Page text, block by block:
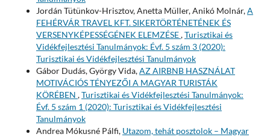
Jordán Tütünkov-Hrisztov, Anetta Müller, Anikó Molnár,A
FEHÉRVÁR TRAVEL KFT. SIKERTÖRTÉNETÉNEK ÉS
VERSENYKÉPESSÉGÉNEK ELEMZÉSE,Turisztikai és
Vidékfejlesztési Tanulmányok: Évf. 5 szám 3 (2020):
Turisztikai és Vidékfejlesztési Tanulmányok
Gábor Dudás, György Vida,AZ AIRBNB HASZNÁLAT
MOTIVÁCIÓS TÉNYEZŐI A MAGYAR TURISTÁK
KÖRÉBEN ,Turisztikai és Vidékfejlesztési Tanulmányok:
Évf. 5 szám 1 (2020): Turisztikai és Vidékfejlesztési
Tanulmányok
Andrea Mókusné Pálfi, Utazom, tehát posztolok – Magyar